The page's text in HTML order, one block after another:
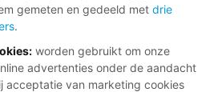
OV en railsector:
in actie tegen afbraak sociale
gemeten en gedeeld met drie
.
: worden gebruikt om onze
advertenties onder de aandacht
acceptatie van marketing cookies